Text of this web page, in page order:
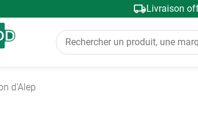
Livraison
d'Alep